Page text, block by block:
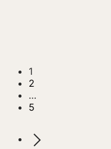
1
2
…
5